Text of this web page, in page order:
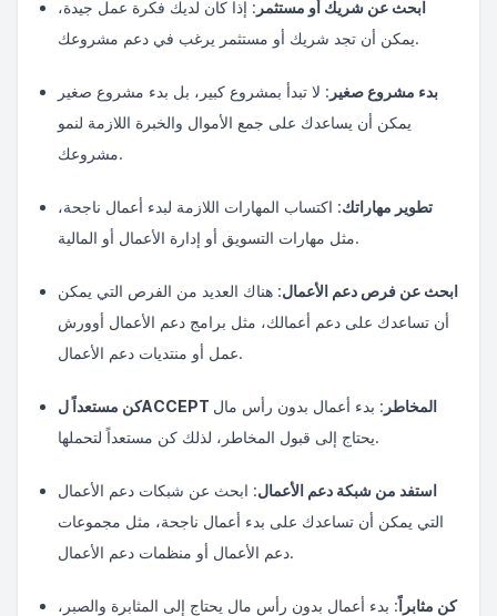
ابحث عن شريك أو مستثمر : إذا كان لديك فكرة عمل جيدة،
يمكن أن تجد شريك أو مستثمر يرغب في دعم مشروعك.
بدء مشروع صغير : لا تبدأ بمشروع كبير، بل بدء مشروع صغير
يمكن أن يساعدك على جمع الأموال والخبرة اللازمة لنمو
مشروعك.
تطوير مهاراتك: اكتساب المهارات اللازمة لبدء أعمال ناجحة،
مثل مهارات التسويق أو إدارة الأعمال أو المالية.
ابحث عن فرص دعم الأعمال: هناك العديد من الفرص التي يمكن
أن تساعدك على دعم أعمالك، مثل برامج دعم الأعمال أوورش
عمل أو منتديات دعم الأعمال.
كن مستعداً لACCEPT المخاطر : بدء أعمال بدون رأس مال
يحتاج إلى قبول المخاطر، لذلك كن مستعداً لتحملها.
استفد من شبكة دعم الأعمال: ابحث عن شبكات دعم الأعمال
التي يمكن أن تساعدك على بدء أعمال ناجحة، مثل مجموعات
دعم الأعمال أو منظمات دعم الأعمال.
كن مثابراً: بدء أعمال بدون رأس مال يحتاج إلى المثابرة والصبر،